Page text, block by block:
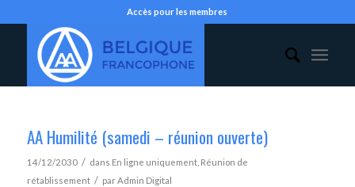
Accès pour les membres
AA Humilité (samedi – réunion ouverte)
14/12/2030 / dans En ligne uniquement, Réunion de
rétablissement / parAdmin Digital